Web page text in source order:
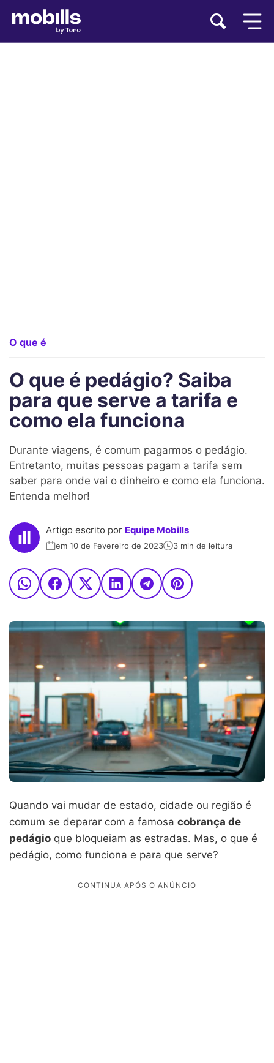
O que é
O que é pedágio? Saiba
para que serve a tarifa e
como ela funciona
Durante viagens, é comum pagarmos o pedágio.
Entretanto, muitas pessoas pagam a tarifa sem
saber para onde vai o dinheiro e como ela funciona.
Entenda melhor!
Artigo escrito por Equipe Mobills
em 10 de Fevereiro de 2023 3 min de leitura
Quando vai mudar de estado, cidade ou região é
comum se deparar com a famosa cobrança de
pedágio que bloqueiam as estradas. Mas, o que é
pedágio, como funciona e para que serve?